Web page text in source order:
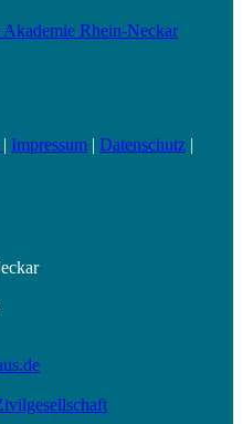
Rhein-Neckar
| Impressum | Datenschutz |